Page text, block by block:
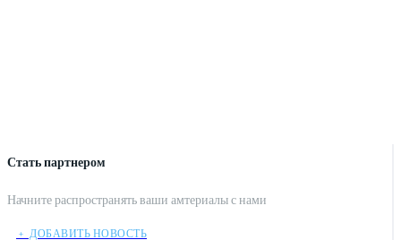
Стать партнером
Начните распространять ваши амтериалы с нами
﹢ ДОБАВИТЬ НОВОСТЬ